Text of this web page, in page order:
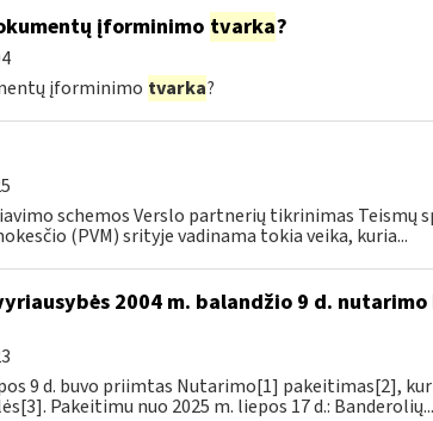
įforminimo tvarka?
įforminimo tvarka?
schemos Verslo partnerių tikrinimas Teismų
(PVM) srityje vadinama tokia veika, kuria...
2004 m. balandžio 9 d.
9 d. buvo priimtas Nutarimo[1] pakeitimas[2],
Pakeitimu nuo 2025 m. liepos 17 d.: Banderolių...